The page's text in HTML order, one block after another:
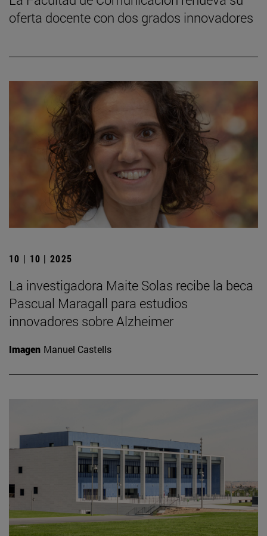
oferta docente con dos grados innovadores
10 | 10 | 2025
La investigadora Maite Solas recibe la beca
Pascual Maragall para estudios
innovadores sobre Alzheimer
Imagen Manuel Castells